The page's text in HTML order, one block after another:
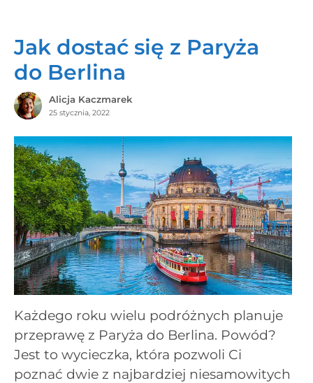
Jak dostać się z Paryża
do Berlina
Alicja Kaczmarek
25 stycznia, 2022
Każdego roku wielu podróżnych planuje
przeprawę z Paryża do Berlina. Powód?
Jest to wycieczka, która pozwoli Ci
poznać dwie z najbardziej niesamowitych